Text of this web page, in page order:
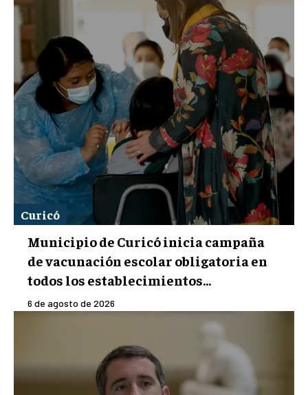
Curicó
Municipio de Curicó inicia campaña
de vacunación escolar obligatoria en
todos los establecimientos...
6 de agosto de 2026